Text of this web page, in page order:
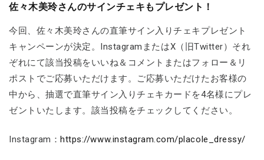
佐々木美玲さんのサインチェキもプレゼント！
今回、佐々木美玲さんの直筆サイン入りチェキプレゼント
キャンペーンが決定。InstagramまたはX（旧Twitter）それ
ぞれにて該当投稿をいいね＆コメントまたはフォロー＆リ
ポストでご応募いただけます。ご応募いただけたお客様の
中から、抽選で直筆サイン入りチェキカードを4名様にプレ
ゼントいたします。該当投稿をチェックしてください。
Instagram：https://www.instagram.com/placole_dressy/